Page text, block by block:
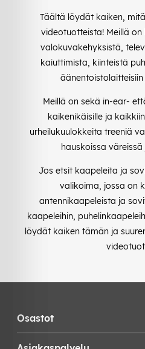
Täältä löydät kaiken,
videotuotteista! Meillä
valokuvakehyksistä,
kaiuttimista, kiinteistä
Meillä on sekä in-ear-
kaikenikäisille ja
urheilukuulokkeita treeniä
hauskoissa
Jos etsit kaapeleita ja
valikoima, jossa on
antennikaapeleista ja
kaapeleihin,
löydät kaiken tämän ja
Osastot